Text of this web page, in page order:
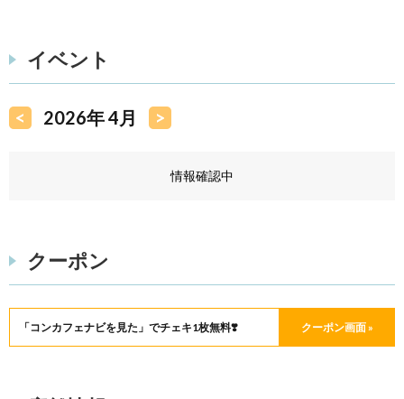
イベント
< 2026年 4月 >
情報確認中
クーポン
「コンカフェナビを見た」でチェキ1枚無料❣️ クーポン画面 »